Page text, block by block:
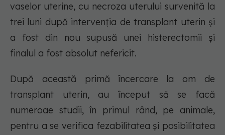
vaselor uterine, cu necroza uterului survenită la
trei luni după intervenția de transplant uterin și
a fost din nou supusă unei histerectomii și
finalul a fost absolut nefericit.
După această primă încercare la om de
transplant uterin, au început să se facă
numeroae studii, în primul rând, pe animale,
pentru a se verifica fezabilitatea și posibilitatea